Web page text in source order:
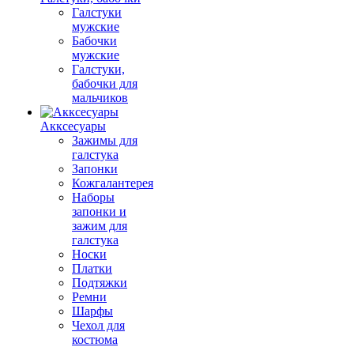
Галстуки
мужские
Бабочки
мужские
Галстуки,
бабочки для
мальчиков
Акксесуары
Зажимы для
галстука
Запонки
Кожгалантерея
Наборы
запонки и
зажим для
галстука
Носки
Платки
Подтяжки
Ремни
Шарфы
Чехол для
костюма